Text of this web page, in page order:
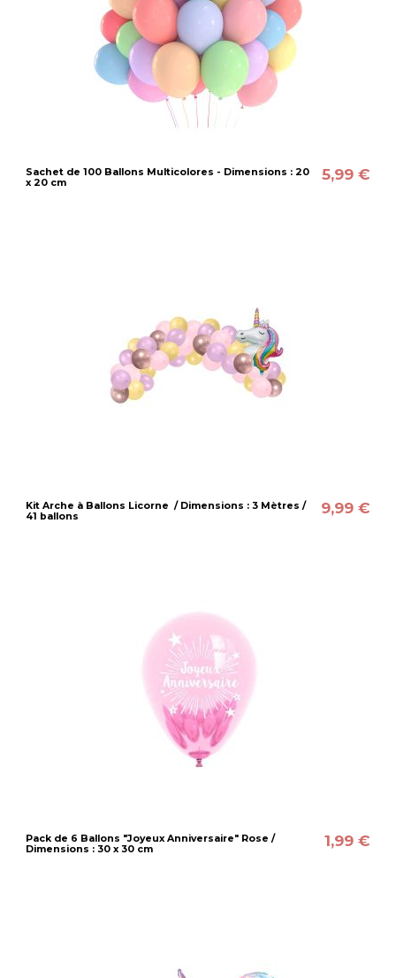
Sachet de 100 Ballons Multicolores - Dimensions : 20
x 20 cm
5,99 €
Kit Arche à Ballons Licorne / Dimensions : 3 Mètres /
41 ballons
9,99 €
Pack de 6 Ballons "Joyeux Anniversaire" Rose /
Dimensions : 30 x 30 cm
1,99 €